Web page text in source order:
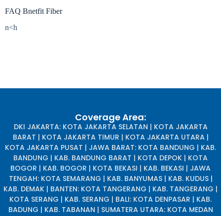
FAQ Bnetfit Fiber
n<h
Coverage Area:
DKI JAKARTA: KOTA JAKARTA SELATAN | KOTA JAKARTA
BARAT | KOTA JAKARTA TIMUR | KOTA JAKARTA UTARA |
KOTA JAKARTA PUSAT | JAWA BARAT: KOTA BANDUNG | KAB.
BANDUNG | KAB. BANDUNG BARAT | KOTA DEPOK | KOTA
BOGOR | KAB. BOGOR | KOTA BEKASI | KAB. BEKASI | JAWA
TENGAH: KOTA SEMARANG | KAB. BANYUMAS | KAB. KUDUS |
KAB. DEMAK | BANTEN: KOTA TANGERANG | KAB. TANGERANG |
KOTA SERANG | KAB. SERANG | BALI: KOTA DENPASAR | KAB.
BADUNG | KAB. TABANAN | SUMATERA UTARA: KOTA MEDAN